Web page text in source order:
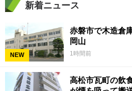
新着ニュース
NEW
赤磐市で木造倉
岡山
1時間前
高松市瓦町の飲